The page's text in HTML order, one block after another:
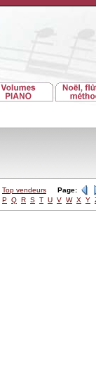
Top vendeurs
Page:
P Q R S T U V W X Y